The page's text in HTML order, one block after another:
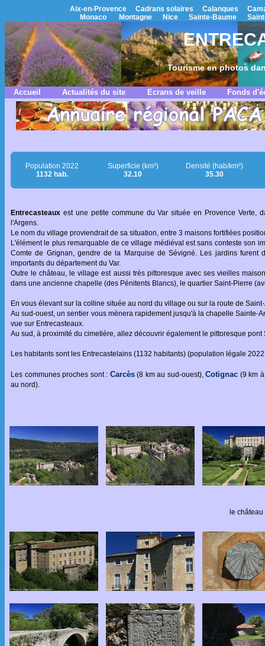
Aix-en-Provence Cadrans solaires Calanques
Monaco
Montagne Nice Sainte-Baume
Tourisme en photos
Accueil Actualités du site Ecrans de veille Fonds
Population 2022
1132 hab.
Superficie (km²)
32.10
Densité (hab/km²)
35.30
Entrecasteaux est une petite commune du Var située en Provence Verte,
l'Argens.
Le nom du village proviendrait de sa situation, entre 3 maisons fortifiées
L'élément le plus remarquable de ce village médiéval est sans conteste son
Comte de Grignan, gendre de la Marquise de Sévigné. Les jardins
importants du département du Var.
Outre le château, le village est aussi très pittoresque avec ses vieilles
dans une ancienne chapelle (des Pénitents Blancs), le quartier Saint-Pierre
En vous élevant sur la colline située au nord du village ou sur la route de
Au sud-ouest, un sentier vous mènera rapidement jusqu'à la chapelle
vue sur Entrecasteaux.
Au sud, à proximité du cimetière, allez découvrir également le pittoresque
Les habitants sont les Entrecastelains (1132 habitants) (population légale
Les communes proches sont : Carcès(8 km au sud-ouest), Cotignac (9 km
au nord).
le château